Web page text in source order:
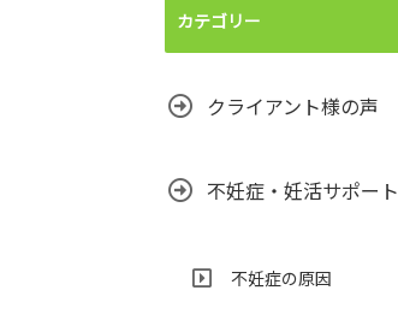
カテゴリー
クライアント様の声
不妊症・妊活サポート
不妊症の原因